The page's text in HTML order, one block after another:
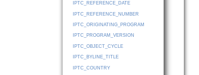
IPTC_REFERENCE_DATE
IPTC_REFERENCE_NUMBER
IPTC_ORIGINATING_PROGRAM
IPTC_PROGRAM_VERSION
IPTC_OBJECT_CYCLE
IPTC_BYLINE_TITLE
IPTC_COUNTRY